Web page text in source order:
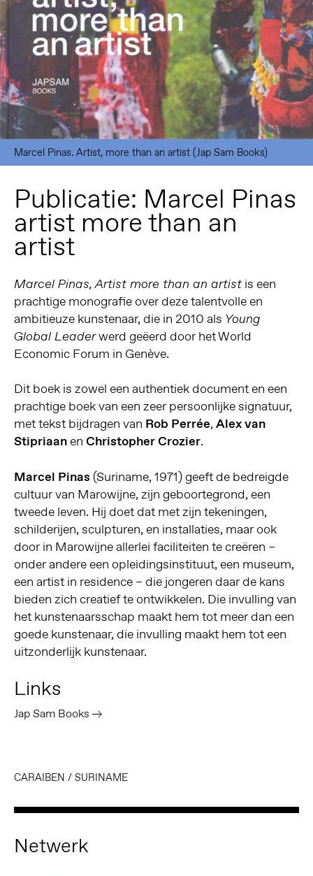
Marcel Pinas. Artist, more than an artist (Jap Sam Books)
Publicatie: Marcel Pinas
artist more than an
artist
Marcel Pinas, Artist more than an artistis een
prachtige monografie over deze talentvolle en
ambitieuze kunstenaar, die in 2010 als Young
Global Leaderwerd geëerd door het World
Economic Forum in Genève.
Dit boek is zowel een authentiek document en een
prachtige boek van een zeer persoonlijke signatuur,
met tekst bijdragen van Rob Perrée, Alex van
Stipriaanen Christopher Crozier.
Marcel Pinas (Suriname, 1971) geeft de bedreigde
cultuur van Marowijne, zijn geboortegrond, een
tweede leven. Hij doet dat met zijn tekeningen,
schilderijen, sculpturen, en installaties, maar ook
door in Marowijne allerlei faciliteiten te creëren –
onder andere een opleidingsinstituut, een museum,
een artist in residence – die jongeren daar de kans
bieden zich creatief te ontwikkelen. Die invulling van
het kunstenaarsschap maakt hem tot meer dan een
goede kunstenaar, die invulling maakt hem tot een
uitzonderlijk kunstenaar.
Links
Jap Sam Books
CARAIBEN / SURINAME
Netwerk